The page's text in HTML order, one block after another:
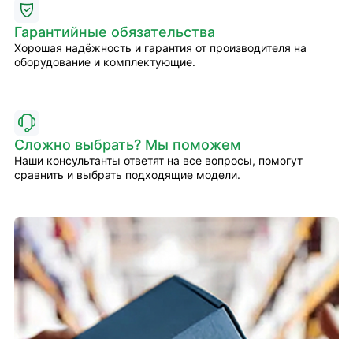
Гарантийные обязательства
Хорошая надёжность и гарантия от производителя на
оборудование и комплектующие.
Сложно выбрать? Мы поможем
Наши консультанты ответят на все вопросы, помогут
сравнить и выбрать подходящие модели.